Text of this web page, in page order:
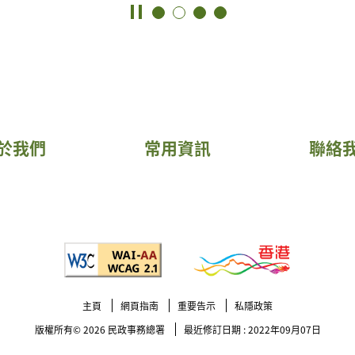
我們 常用資訊 聯絡
主頁 網頁指南 重要告示
私隱政策
版權所有© 2026 民政事務總署 最近修訂日期 : 2022年09月07日